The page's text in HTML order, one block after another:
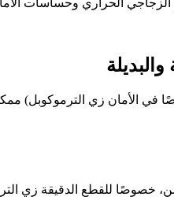
في الأمان زي
خصوصًا للقطع الدقيقة زي